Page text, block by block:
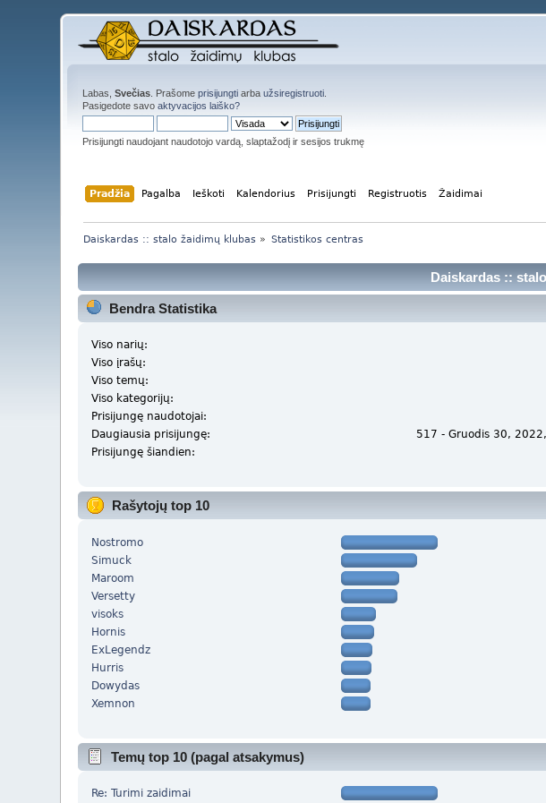
Labas,Svečias . Prašomeprisijungti arbaužsiregistruoti
Pasigedote savoaktyvacijos laiško?
Prisijungti naudojant naudotojo vardą, slaptažodį ir sesijos trukmę
Pradžia Pagalba Ieškoti Kalendorius Prisijungti Registruotis Žaidimai
Daiskardas :: stalo žaidimų klubas » Statistikos centras
Daiskardas ::
Bendra Statistika
Viso narių:
Viso įrašų:
Viso temų:
Viso kategorijų:
Prisijungę naudotojai:
Daugiausia prisijungę:
517 - Gruodis 30,
Prisijungę šiandien:
Rašytojų top 10
Nostromo
Simuck
Maroom
Versetty
visoks
Hornis
ExLegendz
Hurris
Dowydas
Xemnon
Temų top 10 (pagal atsakymus)
Re: Turimi zaidimai